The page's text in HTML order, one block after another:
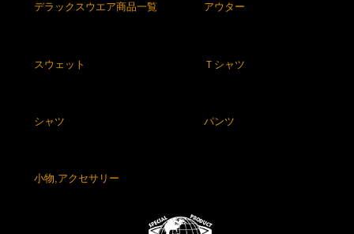
デラックスウエア商品一覧 アウター
スウェット Ｔシャツ
シャツ パンツ
小物,アクセサリー